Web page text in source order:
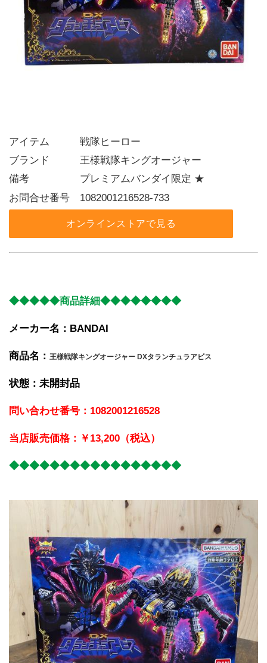
アイテム   戦隊ヒーロー
ブランド   王様戦隊キングオージャー
備考     プレミアムバンダイ限定 ★
お問合せ番号 1082001216528-733
オンラインストアで見る
◆◆◆◆◆商品詳細◆◆◆◆◆◆◆◆
メーカー名：BANDAI
商品名： 王様戦隊キングオージャー DXタランチュラアビス
状態：未開封品
問い合わせ番号：1082001216528
当店販売価格：￥13,200（税込）
◆◆◆◆◆◆◆◆◆◆◆◆◆◆◆◆◆